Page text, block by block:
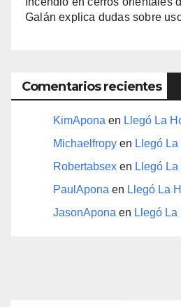
Galán explica dudas sobre
Comentarios recientes
KimApona en Llegó La
Michaelfropy en Llegó La
Robertabsex en Llegó La
PaulApona en Llegó La
JasonApona en Llegó La